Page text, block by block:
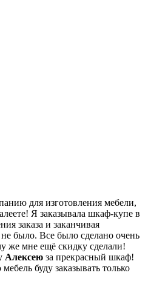
для изготовления мебели,
Я заказывала шкаф-купе в
заказа и заканчивая
было. Все было сделано очень
же мне ещё скидку сделали!
Алексею за прекрасный шкаф!
буду заказывать только